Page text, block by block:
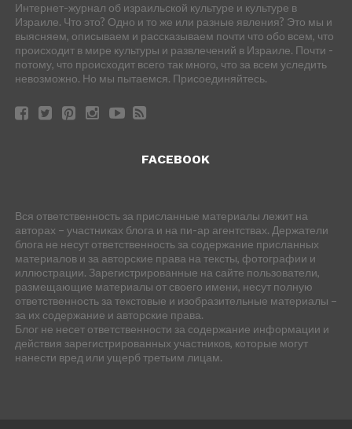
Интернет-журнал об израильской культуре и культуре в
Израиле. Что это? Одно и то же или разные явления? Это мы и
выясняем, описываем и рассказываем почти что обо всем, что
происходит в мире культуры и развлечений в Израиле. Почти -
потому, что происходит всего так много, что за всем уследить
невозможно. Но мы пытаемся. Присоединяйтесь.
FACEBOOK
Вся ответственность за присланные материалы лежит на
авторах – участниках блога и на пи-ар агентствах. Держатели
блога не несут ответственность за содержание присланных
материалов и за авторские права на тексты, фотографии и
иллюстрации. Зарегистрированные на сайте пользователи,
размещающие материалы от своего имени, несут полную
ответственность за текстовые и изобразительные материалы –
за их содержание и авторские права.
Блог не несет ответственности за содержание информации и
действия зарегистрированных участников, которые могут
нанести вред или ущерб третьим лицам.